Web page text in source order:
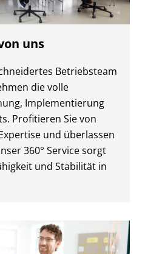
uns
Betriebsteam
die volle
Implementierung
Profitieren Sie von
und überlassen
360° Service sorgt
und Stabilität in